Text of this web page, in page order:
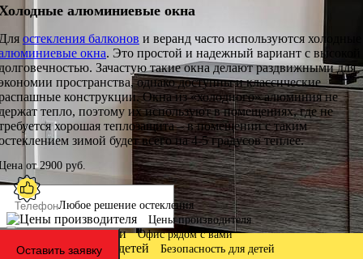
алюминиевые окна
остекления балконов и веранд часто используются холодные
окна. Это простой и надежный вариант с высокой
Зачастую такие окна делают раздвижными для
пространства, однако доступны и классические
конструкции. Окна из «холодного» алюминия не
тепло, поэтому их используют в помещениях, где не
хорошая теплозащита – в помещении с таким
зимой будет всего на 4-5 градусов теплее.
от2900 руб.
Оставить заявку
Любое решение остекления
Цены производителя
Офис рядом с вами
Безопасность для детей